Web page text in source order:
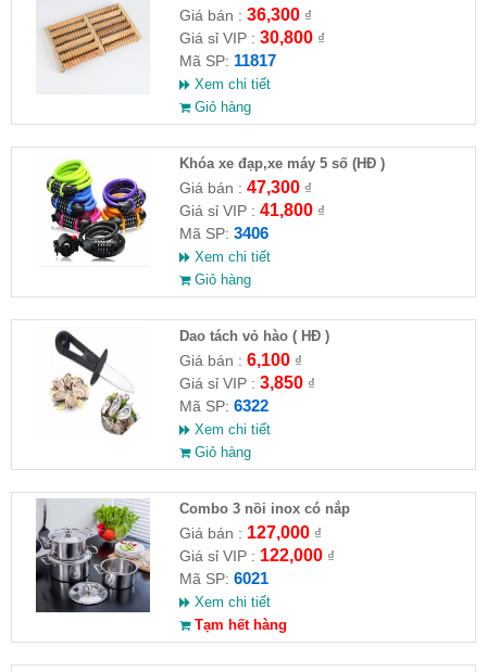
Giá bán : 36,300₫
Giá sỉ VIP : 30,800₫
Mã SP: 11817
Xem chi tiết
Giỏ hàng
Khóa xe đạp,xe máy 5 số (HĐ )
Giá bán : 47,300₫
Giá sỉ VIP : 41,800₫
Mã SP: 3406
Xem chi tiết
Giỏ hàng
Dao tách vỏ hào ( HĐ )
Giá bán : 6,100₫
Giá sỉ VIP : 3,850₫
Mã SP: 6322
Xem chi tiết
Giỏ hàng
Combo 3 nồi inox có nắp
Giá bán : 127,000₫
Giá sỉ VIP : 122,000₫
Mã SP: 6021
Xem chi tiết
Tạm hết hàng